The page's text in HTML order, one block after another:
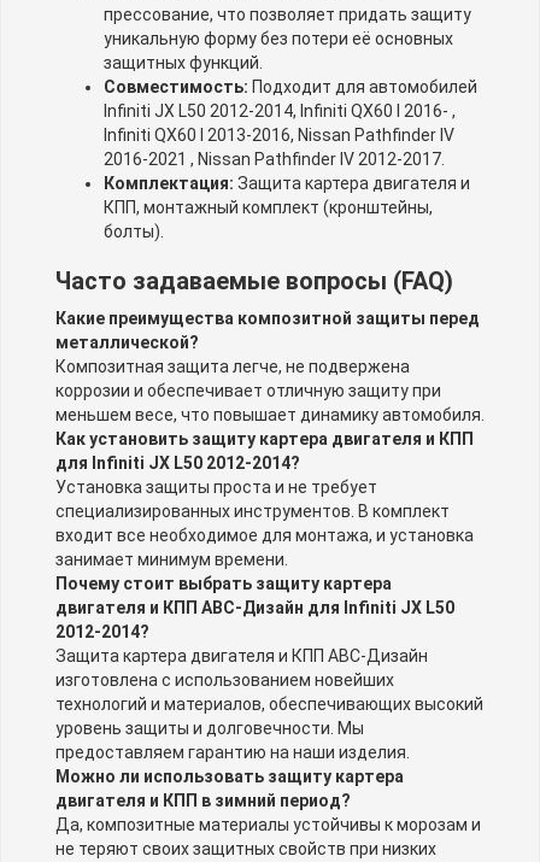
прессование, что позволяет придать защиту
уникальную форму без потери её основных
защитных функций.
Совместимость: Подходит для автомобилей
Infiniti JX L50 2012-2014, Infiniti QX60 I 2016- ,
Infiniti QX60 I 2013-2016, Nissan Pathfinder IV
2016-2021 , Nissan Pathfinder IV 2012-2017.
Комплектация: Защита картера двигателя и
КПП, монтажный комплект (кронштейны,
болты).
Часто задаваемые вопросы (FAQ)
Какие преимущества композитной защиты перед
металлической?
Композитная защита легче, не подвержена
коррозии и обеспечивает отличную защиту при
меньшем весе, что повышает динамику автомобиля.
Как установить защиту картера двигателя и КПП
для Infiniti JX L50 2012-2014?
Установка защиты проста и не требует
специализированных инструментов. В комплект
входит все необходимое для монтажа, и установка
занимает минимум времени.
Почему стоит выбрать защиту картера
двигателя и КПП АВС-Дизайн для Infiniti JX L50
2012-2014?
Защита картера двигателя и КПП АВС-Дизайн
изготовлена с использованием новейших
технологий и материалов, обеспечивающих высокий
уровень защиты и долговечности. Мы
предоставляем гарантию на наши изделия.
Можно ли использовать защиту картера
двигателя и КПП в зимний период?
Да, композитные материалы устойчивы к морозам и
не теряют своих защитных свойств при низких